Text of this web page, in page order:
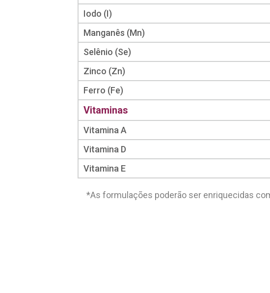
Iodo (I)
Manganês (Mn)
Selênio (Se)
Zinco (Zn)
Ferro (Fe)
Vitaminas
Vitamina A
Vitamina D
Vitamina E
*As formulações poderão ser enriquecidas